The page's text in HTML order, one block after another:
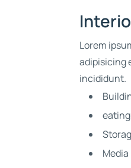
Lorem
adipisicing
incididunt.
Media